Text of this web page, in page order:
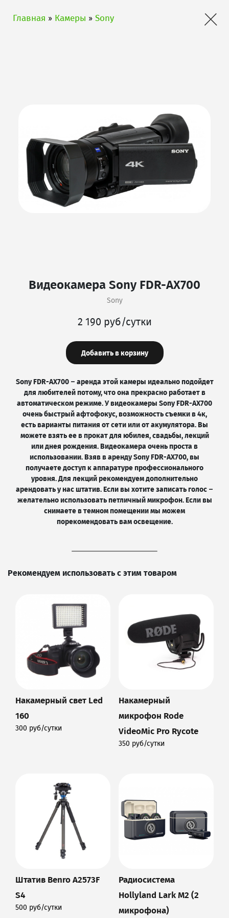
Главная » Камеры » Sony ×
Видеокамера Sony FDR-AX700
Sony
2 190 руб/сутки
Добавить в корзину
Sony FDR-AX700 – аренда этой камеры идеально подойдет
для любителей потому, что она прекрасно работает в
автоматическом режиме. У видеокамеры Sony FDR-AX700
очень быстрый афтофокус, возможность съемки в 4к,
есть варианты питания от сети или от акумулятора. Вы
можете взять ее в прокат для юбилея, свадьбы, лекций
или днея рождения. Видеокамера очень проста в
использовании. Взяв в аренду Sony FDR-AX700, вы
получаете доступ к аппаратуре профессионального
уровня. Для лекций рекомендуем дополнительно
арендовать у нас штатив. Если вы хотите записать голос –
желательно использовать петличный микрофон. Если вы
снимаете в темном помещении мы можем
порекомендовать вам освещение.
Рекомендуем использовать с этим товаром
Накамерный свет Led
160
300 руб/сутки
Накамерный
микрофон Rode
VideoMic Pro Rycote
350 руб/сутки
Штатив Benro A2573F
S4
500 руб/сутки
Радиосистема
Hollyland Lark M2 (2
микрофона)